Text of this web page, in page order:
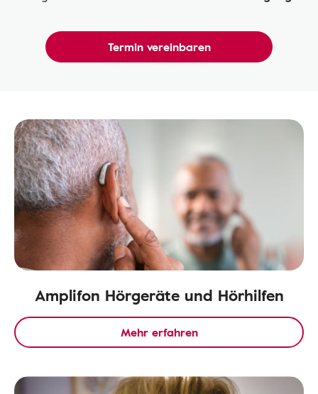
Termin vereinbaren
Amplifon Hörgeräte und Hörhilfen
Mehr erfahren